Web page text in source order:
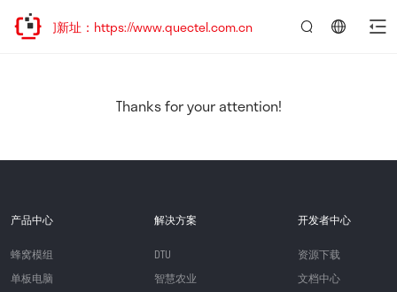
欢迎访问新址：https://www.quectel.com.cn
Thanks for your attention!
产品中心
蜂窝模组
单板电脑
解决方案
DTU
智慧农业
开发者中心
资源下载
文档中心